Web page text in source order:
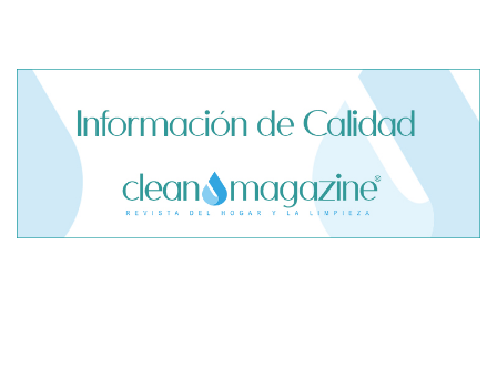
El cofundador de Noctorial adquiere Amadeux para